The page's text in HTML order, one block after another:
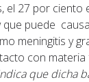
el 27 por ciento
puede
meningitis y
con
que dicha